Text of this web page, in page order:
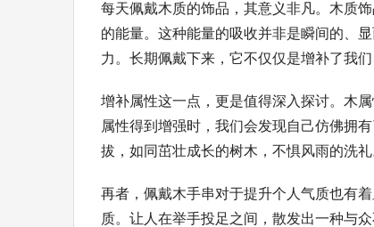
每天佩戴木质的饰品，其意义非凡。木质
的能量。这种能量的吸收并非是瞬间的、
力。长期佩戴下来，它不仅仅是增补了我
增补属性这一点，更是值得深入探讨。木
属性得到增强时，我们会发现自己仿佛拥
拔，如同茁壮成长的树木，不惧风雨的洗礼
再者，佩戴木手串对于提升个人气质也有
质。让人在举手投足之间，散发出一种与